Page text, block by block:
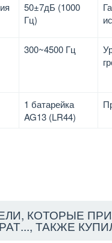
50±7дБ (1000
Гц)
300~4500 Гц
1 батарейка
AG13 (LR44)
КОТОРЫЕ
ТАКЖЕ